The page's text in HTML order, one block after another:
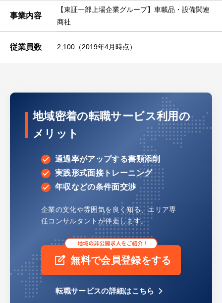
事業内容
【東証一部上場企業グループ】車載品・設備関連
商社
従業員数 2,100（2019年4月時点）
地域密着の転職サービス利用の
メリット
通過率がアップする書類添削
実践形式面接トレーニング
年収などの条件面交渉
企業の文化や雰囲気を良く知る、エリア専
任コンサルタントが伴走します。
無料で会員登録をする
転職サービスの詳細はこちら